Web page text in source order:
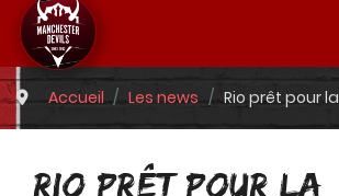
Accueil Les news Rio prêt pour
RIO PRÊT POUR LA